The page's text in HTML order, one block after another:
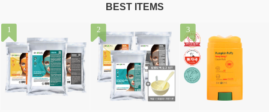
BEST ITEMS
1 2 3